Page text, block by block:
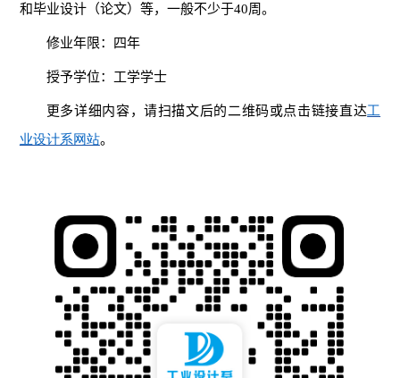
和毕业设计（论文）等，一般不少于40周。
修业年限： 四年
授予学位： 工学学士
更多详细内容，请扫描文后的二维码或点击链接直达工
业设计系网站。